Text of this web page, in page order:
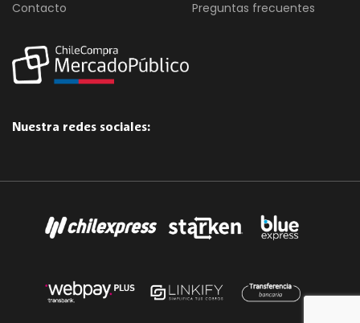
Contacto
Preguntas frecuentes
Nuestra redes sociales: